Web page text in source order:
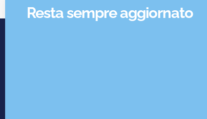
Resta sempre aggiornato